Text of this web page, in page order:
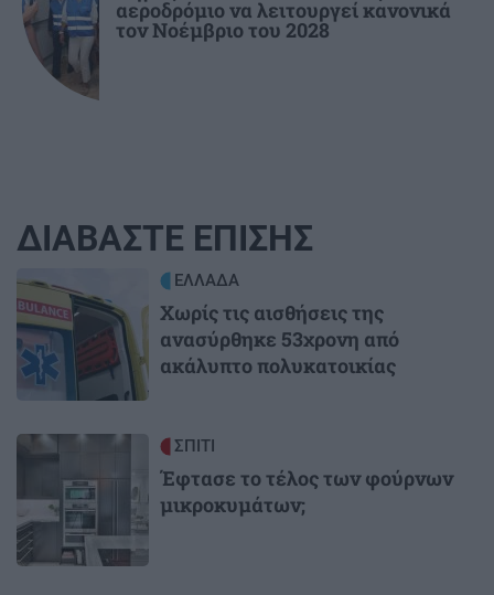
αεροδρόμιο να λειτουργεί κανονικά
τον Νοέμβριο του 2028
ΔΙΑΒΑΣΤΕ ΕΠΙΣΗΣ
Image ΕΛΛΑΔΑ
Χωρίς τις αισθήσεις της
ανασύρθηκε 53χρονη από
ακάλυπτο πολυκατοικίας
Image ΣΠΙΤΙ
Έφτασε το τέλος των φούρνων
μικροκυμάτων;